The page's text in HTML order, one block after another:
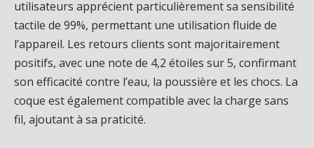
utilisateurs apprécient particulièrement sa sensibilité
tactile de 99%, permettant une utilisation fluide de
l’appareil. Les retours clients sont majoritairement
positifs, avec une note de 4,2 étoiles sur 5, confirmant
son efficacité contre l’eau, la poussière et les chocs. La
coque est également compatible avec la charge sans
fil, ajoutant à sa praticité.